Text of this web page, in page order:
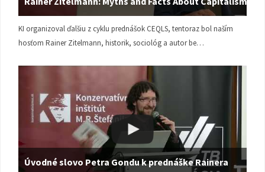
KI organizoval ďalšiu z cyklu prednášok CEQLS, tentoraz bol naším
hosťom Rainer Zitelmann, historik, sociológ a autor be…
Úvodné slovo Petra Gondu k prednáške Rainera